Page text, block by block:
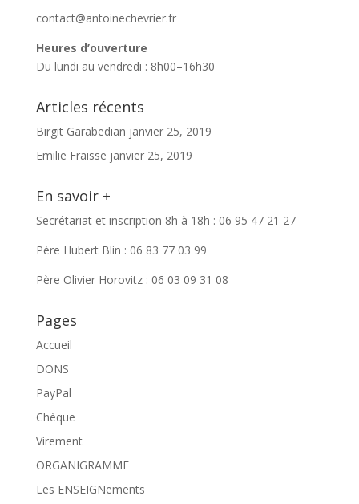
contact@antoinechevrier.fr
Heures d’ouverture
Du lundi au vendredi : 8h00–16h30
Articles récents
Birgit Garabedian janvier 25, 2019
Emilie Fraisse janvier 25, 2019
En savoir +
Secrétariat et inscription 8h à 18h : 06 95 47 21 27
Père Hubert Blin : 06 83 77 03 99
Père Olivier Horovitz : 06 03 09 31 08
Pages
Accueil
DONS
PayPal
Chèque
Virement
ORGANIGRAMME
Les ENSEIGNements